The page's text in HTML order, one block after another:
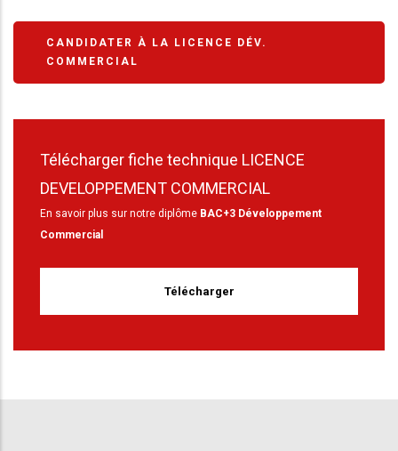
CANDIDATER À LA LICENCE DÉV.
COMMERCIAL
Télécharger fiche technique LICENCE
DEVELOPPEMENT COMMERCIAL
En savoir plus sur notre diplôme BAC+3 Développement
Commercial
Télécharger